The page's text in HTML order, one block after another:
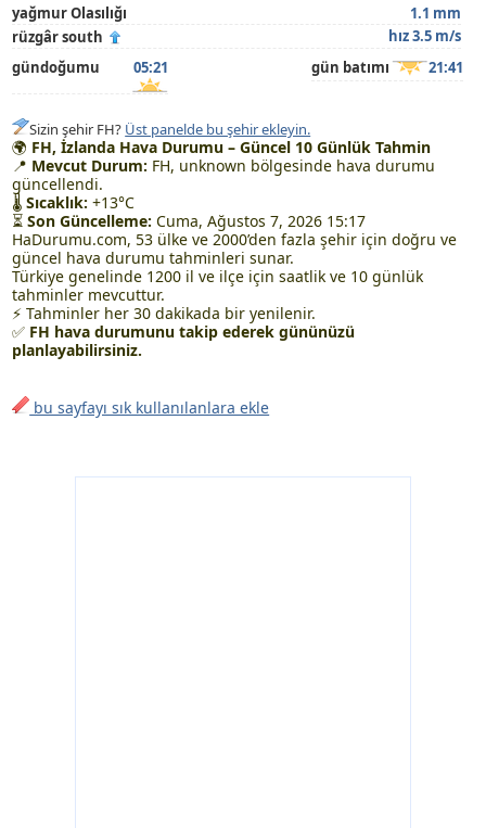
yağmur Olasılığı
1.1 mm
rüzgâr south
hız 3.5 m/s
gündoğumu
05:21 gün batımı 21:41
Sizin şehir FH? Üst panelde bu şehir ekleyin.
🌍 FH, İzlanda Hava Durumu – Güncel 10 Günlük Tahmin
📍 Mevcut Durum: FH, unknown bölgesinde hava durumu
güncellendi.
🌡Sıcaklık: +13°C
⏳Son Güncelleme: Cuma, Ağustos 7, 2026 15:17
HaDurumu.com, 53 ülke ve 2000’den fazla şehir için doğru ve
güncel hava durumu tahminleri sunar.
Türkiye genelinde 1200 il ve ilçe için saatlik ve 10 günlük
tahminler mevcuttur.
⚡ Tahminler her 30 dakikada bir yenilenir.
✅ FH hava durumunu takip ederek gününüzü
planlayabilirsiniz.
bu sayfayı sık kullanılanlara ekle